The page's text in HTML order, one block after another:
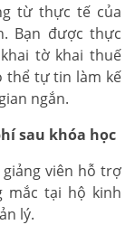
từ thực tế của
Bạn được thực
tờ khai thuế
thể tự tin làm kế
ngắn.
sau khóa học
viên hỗ trợ
mắc tại hộ kinh
lý.